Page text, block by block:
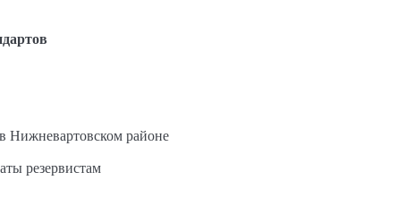
Нижневартовском районе
резервистам